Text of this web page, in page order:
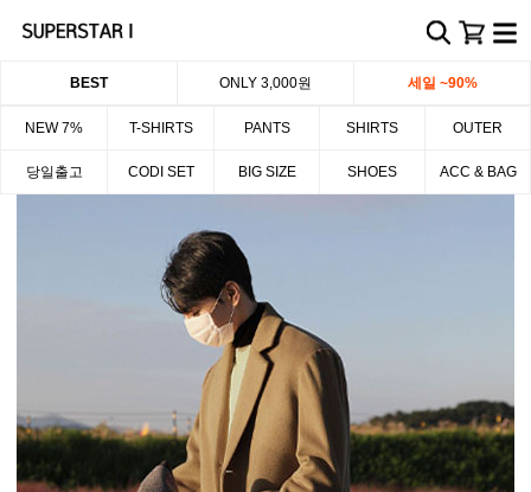
BEST ONLY 3,000원 세일 ~90%
NEW 7% T-SHIRTS PANTS SHIRTS OUTER
당일출고 CODI SET BIG SIZE SHOES ACC & BAG